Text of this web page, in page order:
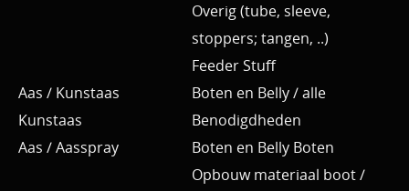
Overig (tube, sleeve,
stoppers; tangen, ..)
Feeder Stuff
Aas / Kunstaas
Kunstaas
Aas / Aasspray
Boten en Belly / alle
Benodigdheden
Boten en Belly Boten
Opbouw materiaal boot /